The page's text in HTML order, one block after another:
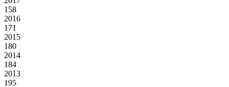
158
2016
171
2015
180
2014
184
2013
195